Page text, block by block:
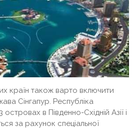
країн також варто включити
Сінгапур. Республіка
в Південно-Східній Азії і
за рахунок спеціальної